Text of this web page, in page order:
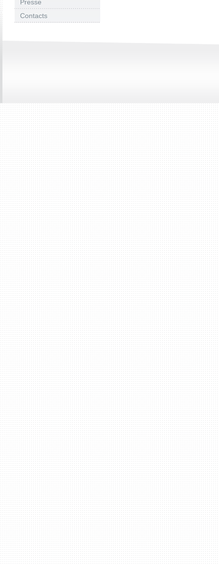
Presse
Contacts